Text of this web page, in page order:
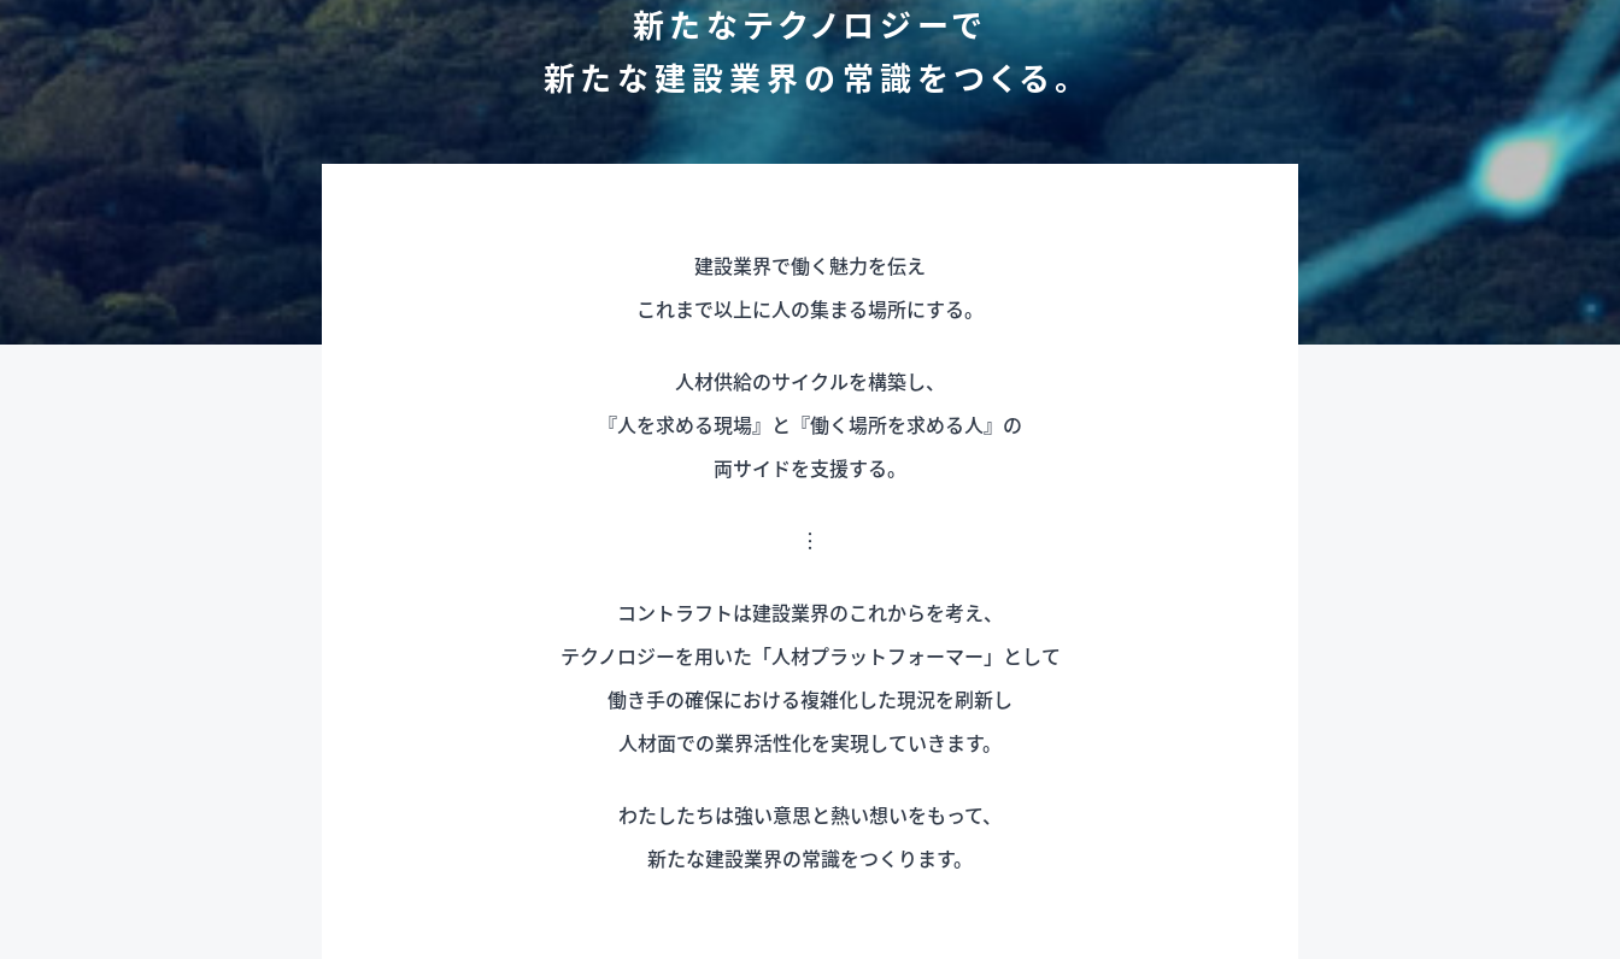
新たなテクノロジーで
新たな建設業界の常識をつくる。
建設業界で働く魅力を伝え
これまで以上に人の集まる場所にする。
人材供給のサイクルを構築し、
『人を求める現場』と『働く場所を求める人』の
両サイドを支援する。
︙
コントラフトは建設業界のこれからを考え、
テクノロジーを用いた「人材プラットフォーマー」として
働き手の確保における複雑化した現況を刷新し
人材面での業界活性化を実現していきます。
わたしたちは強い意思と熱い想いをもって、
新たな建設業界の常識をつくります。